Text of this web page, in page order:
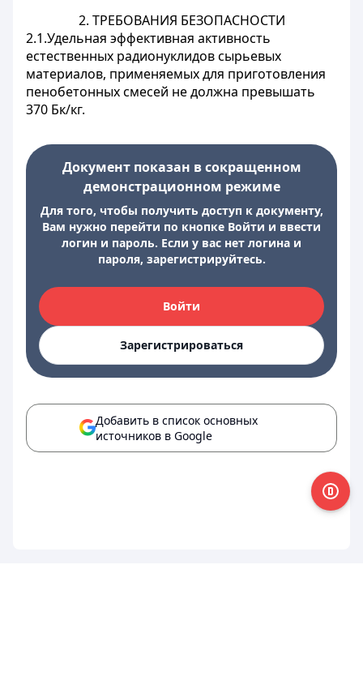
2. ТРЕБОВАНИЯ БЕЗОПАСНОСТИ
2.1.Удельная эффективная активность
естественных радионуклидов сырьевых
материалов, применяемых для приготовления
пенобетонных смесей не должна превышать
370 Бк/кг.
Документ показан в сокращенном
демонстрационном режиме
Для того, чтобы получить доступ к документу,
Вам нужно перейти по кнопке Войти и ввести
логин и пароль. Если у вас нет логина и
пароля, зарегистрируйтесь.
Войти
Зарегистрироваться
Добавить в список основных
источников в Google